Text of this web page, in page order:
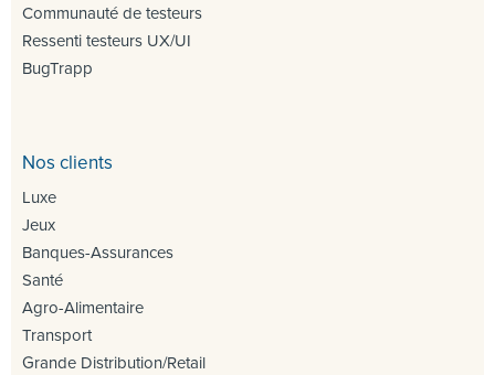
Communauté de testeurs
Ressenti testeurs UX/UI
BugTrapp
Nos clients
Luxe
Jeux
Banques-Assurances
Santé
Agro-Alimentaire
Transport
Grande Distribution/Retail